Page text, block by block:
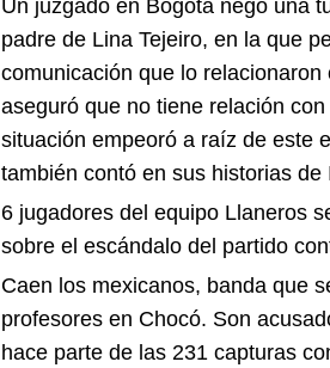
De La Espriella en la Arena USC
[ 6 de agosto de 2026 ] Tribunal
en Cali JUDICIALES
Un juzgado en Bogotá negó una
padre de Lina Tejeiro, en la que
comunicación que lo
aseguró que no tiene relación
situación empeoró a raíz de este
también contó en sus historias
6 jugadores del equipo Llaneros
sobre el escándalo del partido
Caen los mexicanos, banda que
profesores en Chocó. Son
hace parte de las 231 capturas